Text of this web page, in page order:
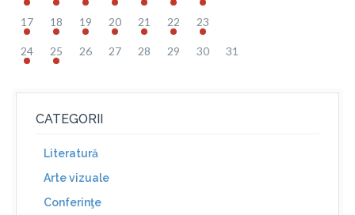
17 18 19 20 21 22 23
24 25 26 27 28 29 30 31
CATEGORII
Literatură
Arte vizuale
Conferinţe